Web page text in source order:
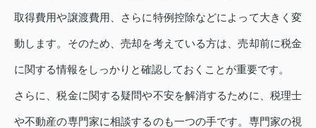
取得費用や譲渡費用、さらに特例控除などによって大きく変
動します。そのため、売却を考えている方は、売却前に税金
に関する情報をしっかりと確認しておくことが重要です。
さらに、税金に関する疑問や不安を解消するために、税理士
や不動産の専門家に相談するのも一つの手です。専門家の視